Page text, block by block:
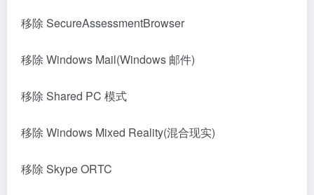
移除 SecureAssessmentBrowser
移除 Windows Mail(Windows 邮件)
移除 Shared PC 模式
移除 Windows Mixed Reality(混合现实)
移除 Skype ORTC